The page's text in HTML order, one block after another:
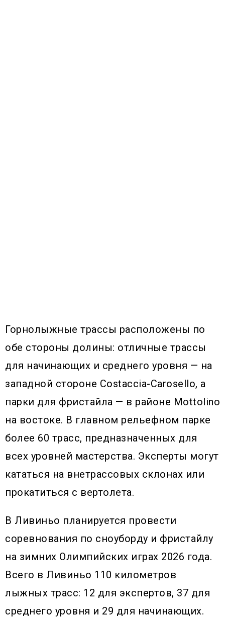
Горнолыжные трассы расположены по
обе стороны долины: отличные трассы
для начинающих и среднего уровня — на
западной стороне Costaccia-Carosello, а
парки для фристайла — в районе Mottolino
на востоке. В главном рельефном парке
более 60 трасс, предназначенных для
всех уровней мастерства. Эксперты могут
кататься на внетрассовых склонах или
прокатиться с вертолета.
В Ливиньо планируется провести
соревнования по сноуборду и фристайлу
на зимних Олимпийских играх 2026 года.
Всего в Ливиньо 110 километров
лыжных трасс: 12 для экспертов, 37 для
среднего уровня и 29 для начинающих.